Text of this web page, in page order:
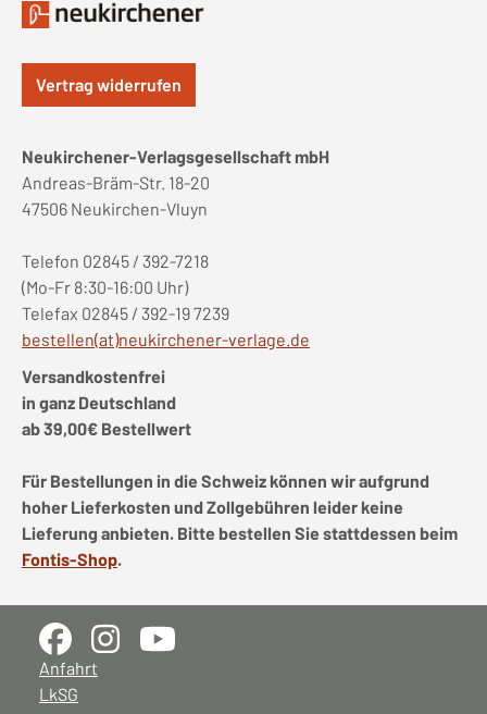
Vertrag widerrufen
Neukirchener-Verlagsgesellschaft mbH
Andreas-Bräm-Str. 18-20
47506 Neukirchen-Vluyn
Telefon 02845 / 392-7218
(Mo-Fr 8:30-16:00 Uhr)
Telefax 02845 / 392-19 7239
bestellen(at)neukirchener-verlage.de
Versandkostenfrei
in ganz Deutschland
ab 39,00€ Bestellwert
Für Bestellungen in die Schweiz können wir aufgrund
hoher Lieferkosten und Zollgebühren leider keine
Lieferung anbieten. Bitte bestellen Sie stattdessen beim
Fontis-Shop.
Anfahrt
LkSG